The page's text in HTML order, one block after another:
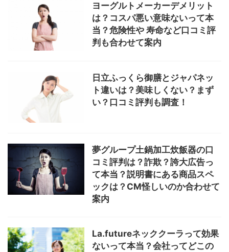
ヨーグルトメーカーデメリット
は？コスパ悪い意味ないって本
当？危険性や 寿命など口コミ評
判も合わせて案内
日立ふっくら御膳とジャパネッ
ト違いは？美味しくない？まず
い？口コミ評判も調査！
夢グループ土鍋加工炊飯器の口
コミ評判は？詐欺？誇大広告っ
て本当？説明書にある商品スペ
ックは？CM怪しいのか合わせて
案内
La.futureネッククーラって効果
ないって本当？会社ってどこの